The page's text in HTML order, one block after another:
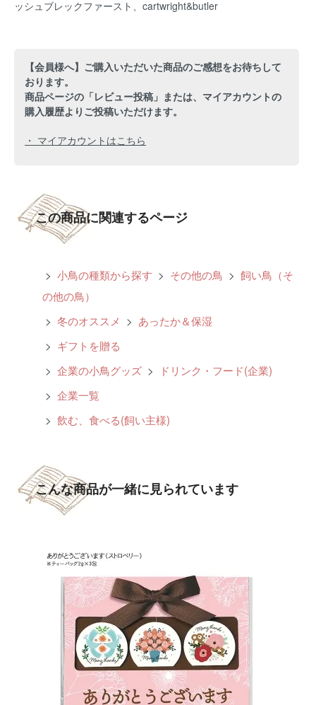
ッシュブレックファースト、cartwright&butler
【会員様へ】ご購入いただいた商品のご感想をお待ちして
おります。
商品ページの「レビュー投稿」または、マイアカウントの
購入履歴よりご投稿いただけます。
・ マイアカウントはこちら
この商品に関連するページ
> 小鳥の種類から探す > その他の鳥 > 飼い鳥（そ
の他の鳥）
> 冬のオススメ > あったか＆保湿
> ギフトを贈る
> 企業の小鳥グッズ >
ドリンク・フード(企業)
> 企業一覧
> 飲む、食べる(飼い主様)
こんな商品が一緒に見られています